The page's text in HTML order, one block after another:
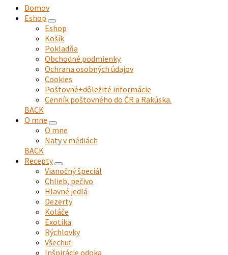
Domov
Eshop
expand
child
menu
Eshop
Košík
Pokladňa
Obchodné podmienky
Ochrana osobných údajov
Cookies
Poštovné+dôležité informácie
Cenník poštovného do ČR a Rakúska.
BACK
O mne
expand
child
menu
O mne
Naty v médiách
BACK
Recepty
expand
child
menu
Vianočný špeciál
Chlieb, pečivo
Hlavné jedlá
Dezerty
Koláče
Exotika
Rýchlovky
Všechuť
Inšpirácie odoka